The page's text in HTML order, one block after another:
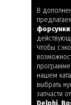
В
форсунки
Чтобы
программе
нашем
выбрать
запчасти
Delphi,